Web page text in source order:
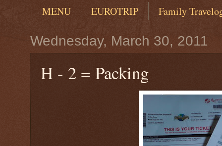
MENU EUROTRIP Family
Wednesday, March 30, 2011
H - 2 = Packing